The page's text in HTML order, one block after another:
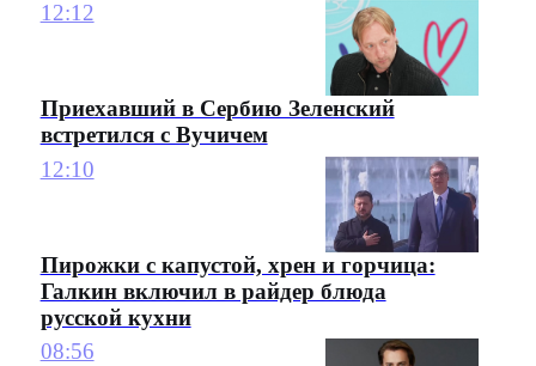
12:12
Приехавший в Сербию Зеленский
встретился с Вучичем
12:10
Пирожки с капустой, хрен и горчица:
Галкин включил в райдер блюда
русской кухни
08:56